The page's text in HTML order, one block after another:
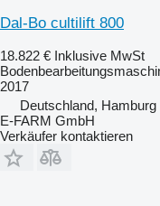
Dal-Bo cultilift 800
18.822 € Inklusive MwSt
2017
Deutschland, Hamburg
E-FARM GmbH
Verkäufer kontaktieren